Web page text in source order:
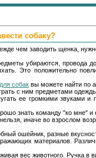
собаку?
чем заводить щенка,
убираются, провода
Это положительно
собак вы можете найти по
с ним предметами
ее громкими звуками и
знать команду "ко мне" и
иначе во взрослом
ошейник, разные
материалов.
вес животного. Ручка в